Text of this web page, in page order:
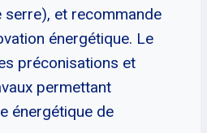
serre), et recommande
énergétique. Le
préconisations et
permettant
énergétique de